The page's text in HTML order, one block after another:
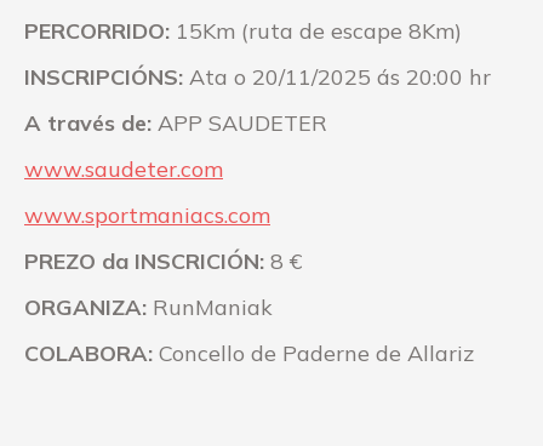
PERCORRIDO: 15Km (ruta de escape 8Km)
INSCRIPCIÓNS: Ata o 20/11/2025 ás 20:00 hr
A través de: APP SAUDETER
www.saudeter.com
www.sportmaniacs.com
PREZO da INSCRICIÓN: 8 €
ORGANIZA: RunManiak
COLABORA: Concello de Paderne de Allariz